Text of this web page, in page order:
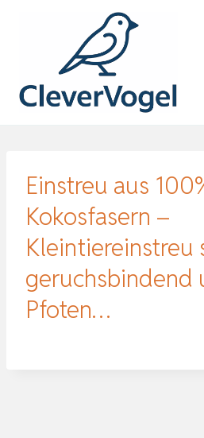
Einstreu aus
Kokosfasern –
Kleintiereinstreu
geruchsbindend
Pfoten…